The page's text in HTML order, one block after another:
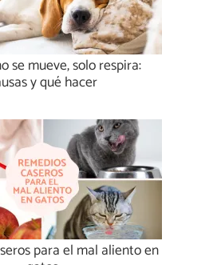
se mueve, solo respira:
y qué hacer
para el mal aliento en